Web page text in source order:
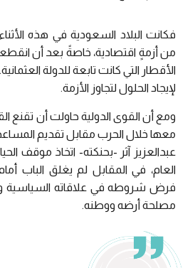
فكانت البلاد السعودية في هذه
من أزمةٍ اقتصادية، خاصةً بعد أن
الأقطار التي كانت تابعة للدولة
لإيجاد الحلول لتجاوز الأزمة.
ومع أن القوى الدولية حاولت أن تقنع
معها خلال الحرب مقابل تقديم
عبدالعزيز آثر -بحنكته- اتخاذ موقف
العام، في المقابل لم يغلق الباب
فرض شروطه في علاقاته السياسية
مصلحة أرضه ووطنه.